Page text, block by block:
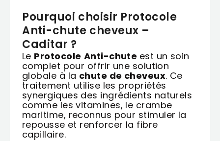
Pourquoi choisir Protocole
Anti-chute cheveux –
Caditar ?
Le Protocole Anti-chute est un soin
complet pour offrir une solution
globale à la chute de cheveux. Ce
traitement utilise les propriétés
synergiques des ingrédients naturels
comme les vitamines, le crambe
maritime, reconnus pour stimuler la
repousse et renforcer la fibre
capillaire.